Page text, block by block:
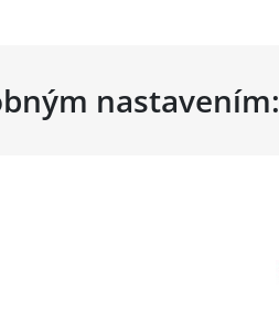
nastavením: